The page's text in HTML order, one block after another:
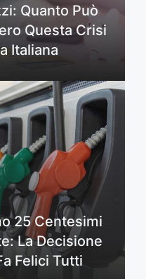
Quanto Può
Questa Crisi
Italiana
25 Centesimi
La Decisione
Felici Tutti